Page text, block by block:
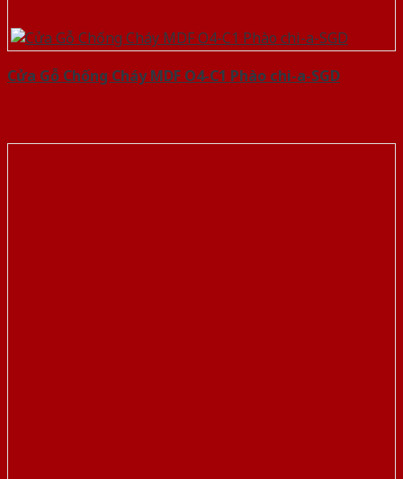
Cửa Gỗ Chống Cháy MDF O4-C1 Phào chi-a-SGD